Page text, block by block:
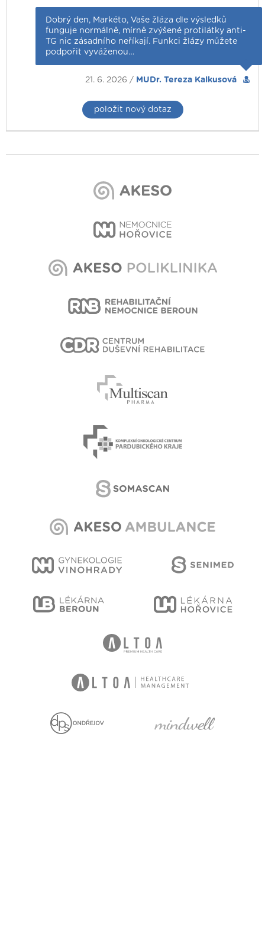
Dobrý den, Markéto, Vaše žláza dle výsledků
funguje normálně, mírně zvýšené protilátky anti-
TG nic zásadního neříkají. Funkci žlázy můžete
podpořit vyváženou…
21. 6. 2026 / MUDr. Tereza Kalkusová
položit nový dotaz